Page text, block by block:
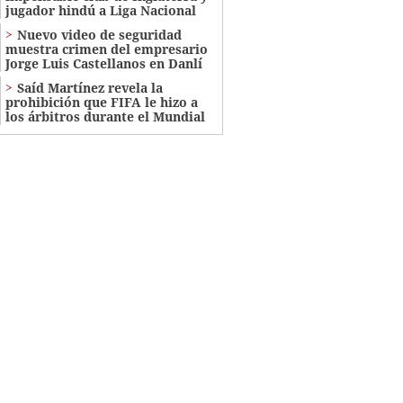
jugador hindú a Liga Nacional
Nuevo video de seguridad
muestra crimen del empresario
Jorge Luis Castellanos en Danlí
Saíd Martínez revela la
prohibición que FIFA le hizo a
los árbitros durante el Mundial